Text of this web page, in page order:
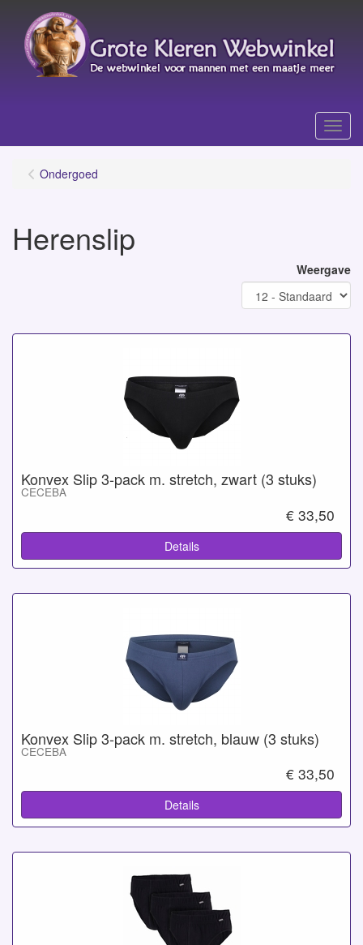
Menu
Ondergoed
Herenslip
Weergave
Konvex Slip 3-pack m. stretch, zwart (3 stuks)
CECEBA
€ 33,50
Details
Konvex Slip 3-pack m. stretch, blauw (3 stuks)
CECEBA
€ 33,50
Details